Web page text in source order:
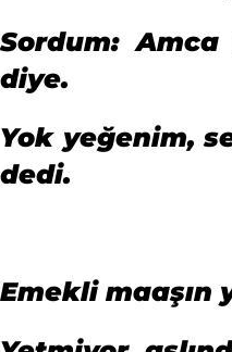
Sordum:
diye.
Yok yeğenim,
dedi.
Emekli maaşın